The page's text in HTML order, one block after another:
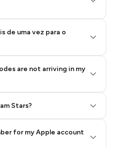
de uma vez para o
are not arriving in my
Stars?
for my Apple account